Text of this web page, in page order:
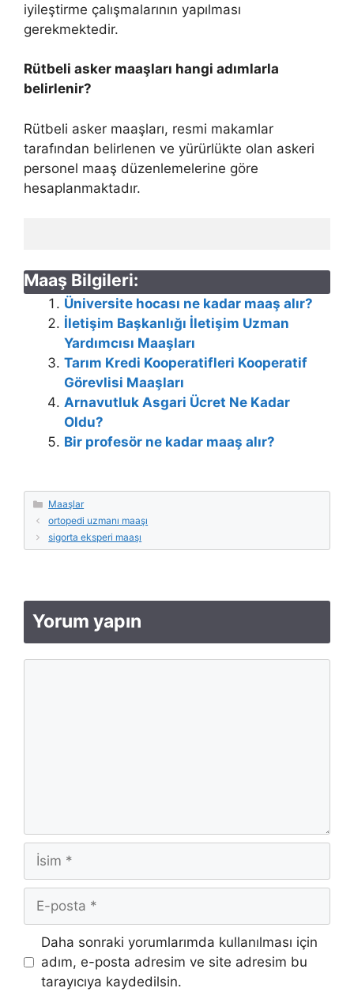
iyileştirme çalışmalarının yapılması
gerekmektedir.
Rütbeli asker maaşları hangi adımlarla
belirlenir?
Rütbeli asker maaşları, resmi makamlar
tarafından belirlenen ve yürürlükte olan askeri
personel maaş düzenlemelerine göre
hesaplanmaktadır.
Maaş Bilgileri:
Üniversite hocası ne kadar maaş alır?
İletişim Başkanlığı İletişim Uzman
Yardımcısı Maaşları
Tarım Kredi Kooperatifleri Kooperatif
Görevlisi Maaşları
Arnavutluk Asgari Ücret Ne Kadar
Oldu?
Bir profesör ne kadar maaş alır?
Kategoriler
Maaşlar
ortopedi uzmanı maaşı
sigorta eksperi maaşı
Yorum yapın
İsim
posta
İnternet
sitesi
Daha sonraki yorumlarımda kullanılması için
adım, e-posta adresim ve site adresim bu
tarayıcıya kaydedilsin.